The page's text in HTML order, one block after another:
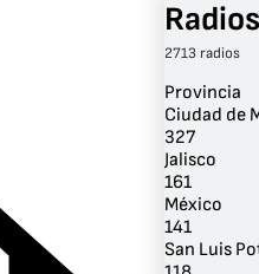
2713 radios
Provincia
Ciudad de
327
Jalisco
161
México
141
San Luis